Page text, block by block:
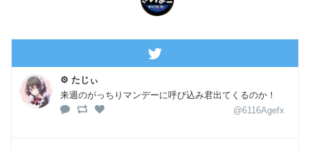
⚙️ たじぃ
来週のがっちりマンデーに呼び込み君出てくるのか！
@6116Agefx